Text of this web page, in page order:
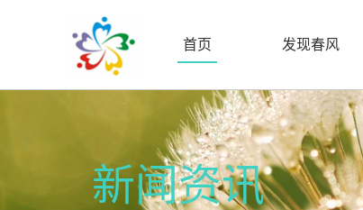
首页 发现春风
新闻资讯